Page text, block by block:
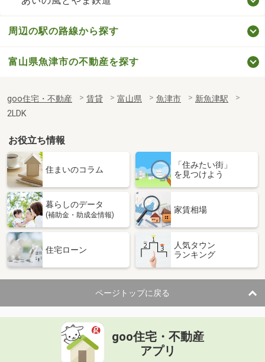
周辺の駅の路線から探す
富山県魚津市の不動産を探す
goo住宅・不動産 賃貸 富山県 魚津市
新魚津駅
2LDK
お役立ち情報
住まいのコラム
「住みたい街」
を見つけよう
暮らしのデータ
(補助金・助成金情報)
家賃相場
住宅ローン
人気タウン
ランキング
ページトップに戻る
goo住宅・不動産
アプリ